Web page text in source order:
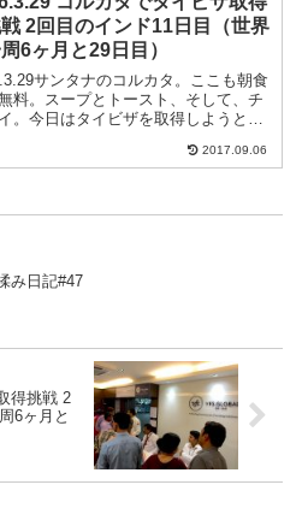
ー米が安い。...
2回目のインド11日目（世界
6ヶ月と29日目）
サンタナのコルカタ。ここも朝食
料。スープとトースト、そして、チ
。今日はタイビザを取得しようとタ
。80ルピー。タイ領事館に行ってビザ
2017.09.06
み日記#47
得挑戦 2
6ヶ月と